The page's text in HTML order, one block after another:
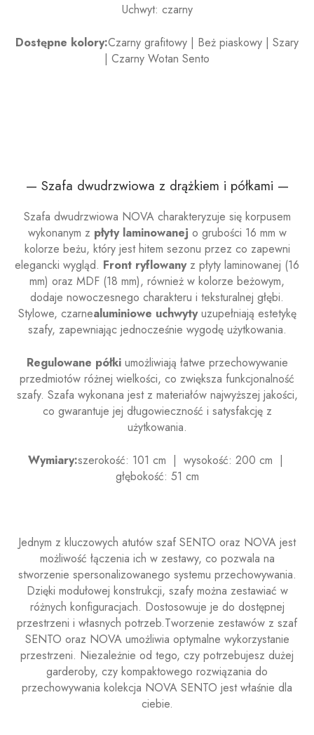
Uchwyt: czarny
Dostępne kolory:Czarny grafitowy | Beż piaskowy | Szary
| Czarny Wotan Sento
— Szafa dwudrzwiowa z drążkiem i półkami —
Szafa dwudrzwiowa NOVA charakteryzuje się korpusem
wykonanym z płyty laminowanej o grubości 16 mm w
kolorze beżu, który jest hitem sezonu przez co zapewni
elegancki wygląd. Front ryflowanyz płyty laminowanej (16
mm) oraz MDF (18 mm), również w kolorze beżowym,
dodaje nowoczesnego charakteru i teksturalnej głębi.
Stylowe, czarnealuminiowe uchwytyuzupełniają estetykę
szafy, zapewniając jednocześnie wygodę użytkowania.
Regulowane półkiumożliwiają łatwe przechowywanie
przedmiotów różnej wielkości, co zwiększa funkcjonalność
szafy. Szafa wykonana jest z materiałów najwyższej jakości,
co gwarantuje jej długowieczność i satysfakcję z
użytkowania.
Wymiary:szerokość: 101 cm | wysokość: 200 cm |
głębokość: 51 cm
Jednym z kluczowych atutów szaf SENTO oraz NOVA jest
możliwość łączenia ich w zestawy, co pozwala na
stworzenie spersonalizowanego systemu przechowywania.
Dzięki modułowej konstrukcji, szafy można zestawiać w
różnych konfiguracjach. Dostosowuje je do dostępnej
przestrzeni i własnych potrzeb.Tworzenie zestawów z szaf
SENTO oraz NOVA umożliwia optymalne wykorzystanie
przestrzeni. Niezależnie od tego, czy potrzebujesz dużej
garderoby, czy kompaktowego rozwiązania do
przechowywania kolekcja NOVA SENTO jest właśnie dla
ciebie.